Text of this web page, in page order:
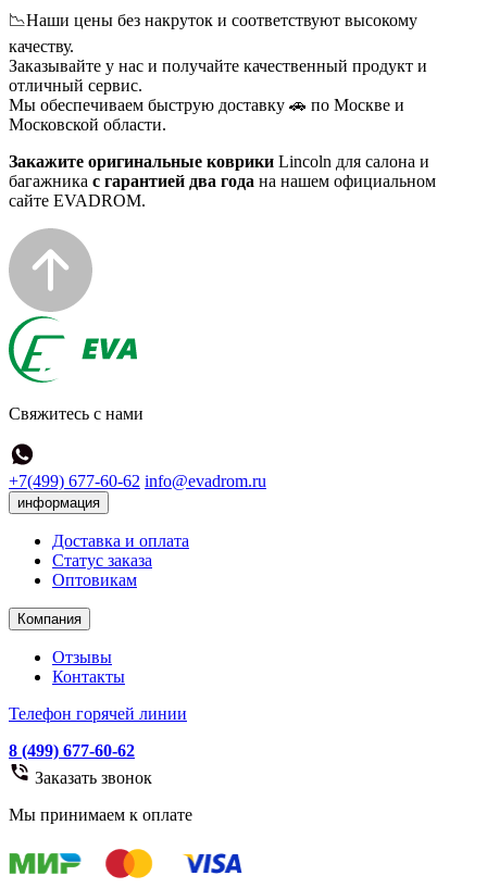
📉Наши цены без накруток и соответствуют высокому
качеству.
Заказывайте у нас и получайте качественный продукт и
отличный сервис.
Мы обеспечиваем быструю доставку 🚗 по Москве и
Московской области.
Закажите оригинальные коврики Lincoln для салона и
багажника с гарантией два года на нашем официальном
сайте EVADROM.
Свяжитесь с нами
+7(499) 677-60-62 info@evadrom.ru
информация
Доставка и оплата
Статус заказа
Оптовикам
Компания
Отзывы
Контакты
Телефон горячей линии
8 (499) 677-60-62
Заказать звонок
Мы принимаем к оплате